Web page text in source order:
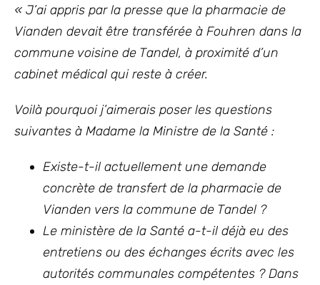
« J’ai appris par la presse que la pharmacie de
Vianden devait être transférée à Fouhren dans la
commune voisine de Tandel, à proximité d’un
cabinet médical qui reste à créer.
Voilà pourquoi j’aimerais poser les questions
suivantes à Madame la Ministre de la Santé :
Existe-t-il actuellement une demande
concrète de transfert de la pharmacie de
Vianden vers la commune de Tandel ?
Le ministère de la Santé a-t-il déjà eu des
entretiens ou des échanges écrits avec les
autorités communales compétentes ? Dans